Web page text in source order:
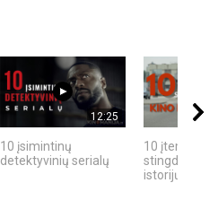
12:25
10 įsimintinų
detektyvinių serialų
10 įtemptų,
stingdančių
istorijų